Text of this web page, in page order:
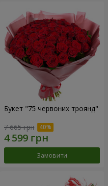
Букет "75 червоних троянд"
7 665 грн
Замовити